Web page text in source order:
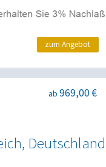
zum Angebot
Deutschland
ab 969,00 €